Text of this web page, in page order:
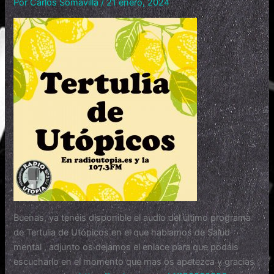
PorCarlos Somavilla/21 enero, 2024
Buenas, ya tenéis disponible el audio del último programa
de Tertulia de Utópicos en el que hablamos de Salud
mental , adjunto os dejamos el enlace para que podáis
escucharlo en el momento que mas os apetezca y gracias